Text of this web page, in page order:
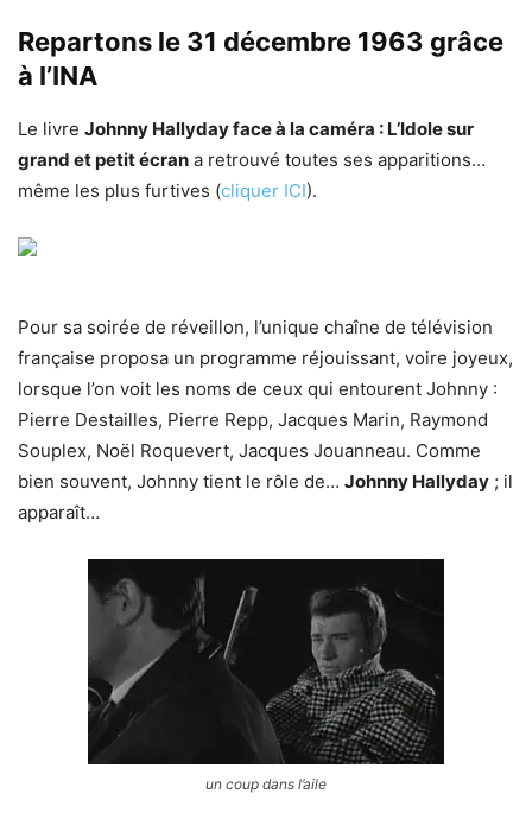
Repartons le 31 décembre 1963 grâce
à l’INA
Le livre Johnny Hallyday face à la caméra : L’Idole sur
grand et petit écran a retrouvé toutes ses apparitions…
même les plus furtives (cliquer ICI).
Pour sa soirée de réveillon, l’unique chaîne de télévision
française proposa un programme réjouissant, voire joyeux,
lorsque l’on voit les noms de ceux qui entourent Johnny :
Pierre Destailles, Pierre Repp, Jacques Marin, Raymond
Souplex, Noël Roquevert, Jacques Jouanneau. Comme
bien souvent, Johnny tient le rôle de… Johnny Hallyday ; il
apparaît…
un coup dans l’aile